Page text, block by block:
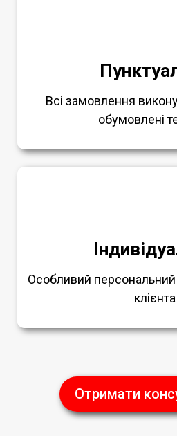
Всі замовлення
обумовлені
Особливий
клієнта
Отримати